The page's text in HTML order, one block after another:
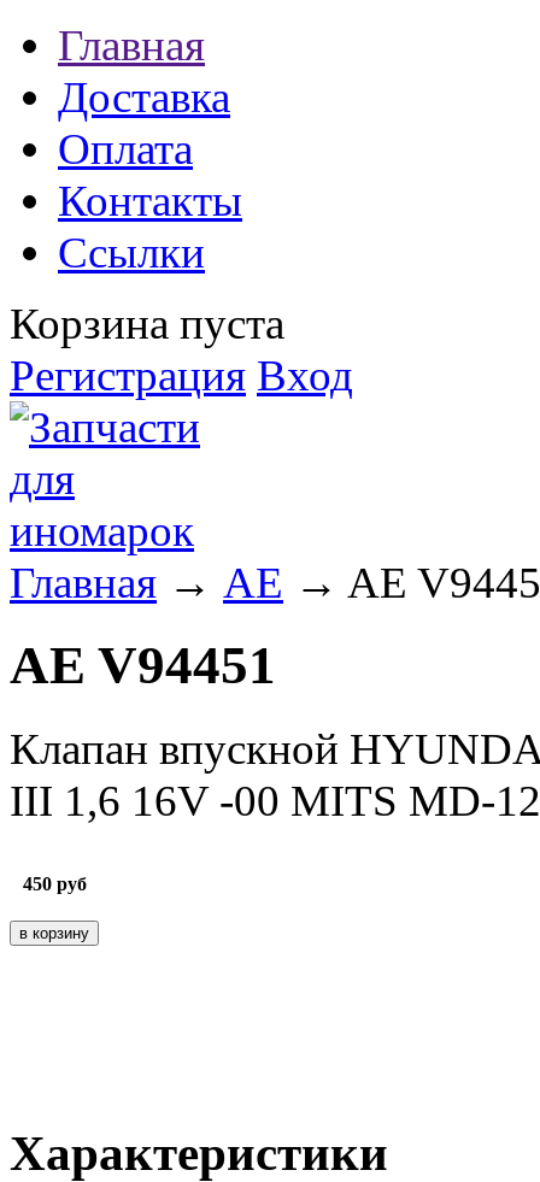
Главная
Доставка
Оплата
Контакты
Ссылки
Корзина пуста
Регистрация Вход
Главная → AE → AE
AE V94451
Клапан впускной
III 1,6 16V -00 MITS MD-
450 руб
Характеристики